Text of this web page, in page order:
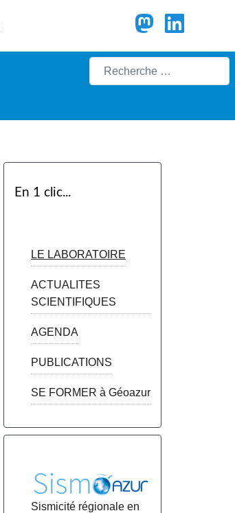
Rechercher
En 1 clic...
LE LABORATOIRE
ACTUALITES
SCIENTIFIQUES
AGENDA
PUBLICATIONS
SE FORMER à Géoazur
Sismicité régionale en